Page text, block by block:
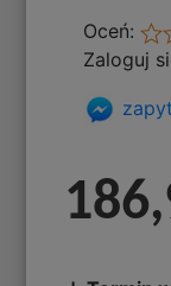
Oceń:
Zaloguj